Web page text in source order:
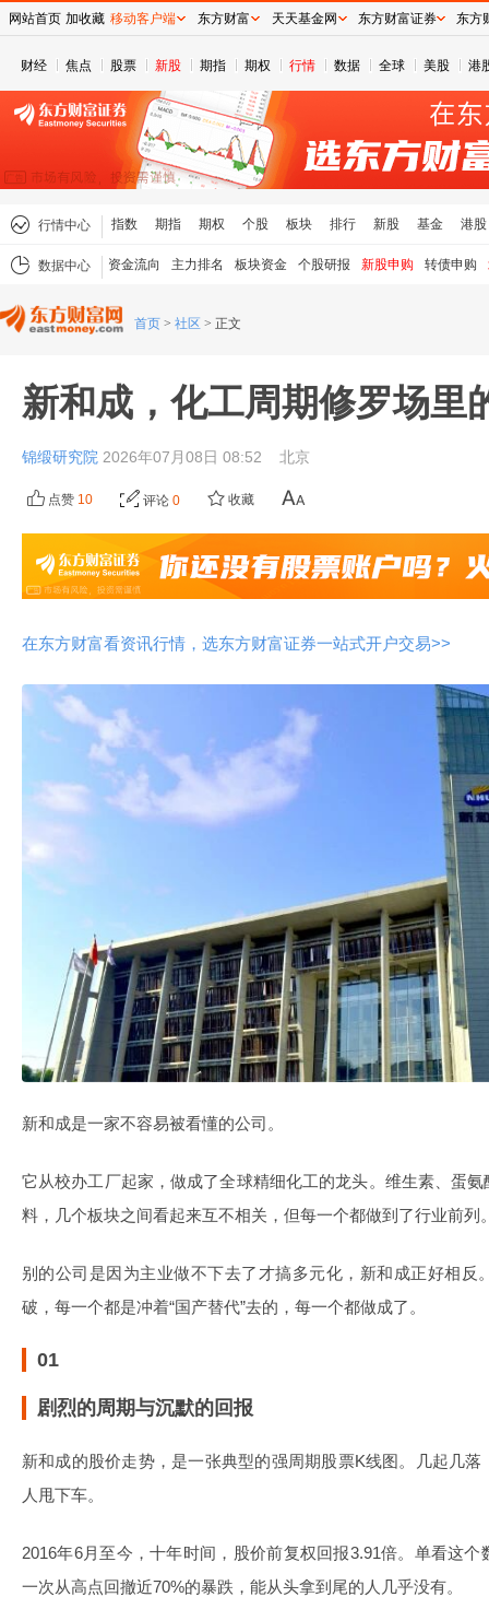
财经 焦点 股票 新股 期指 期权 行情 数据 全球 美股 港
行情中心 指数 期指 期权 个股 板块 排行 新股 基金 港股
数据中心 资金流向 主力排名 板块资金 个股研报 新股申购 转债申购
首页 > 社区 > 正文
新和成，化工周期修罗场里
锦缎研究院 2026年07月08日 08:52 北京
点赞 10 评论 0 收藏
在东方财富看资讯行情，选东方财富证券一站式开户交易>>
新和成是一家不容易被看懂的公司。
它从校办工厂起家，做成了全球精细化工的龙头。维生素、蛋
料，几个板块之间看起来互不相关，但每一个都做到了行业前列
别的公司是因为主业做不下去了才搞多元化，新和成正好相反
破，每一个都是冲着“国产替代”去的，每一个都做成了。
01
剧烈的周期与沉默的回报
新和成的股价走势，是一张典型的强周期股票K线图。几起几
人甩下车。
2016年6月至今，十年时间，股价前复权回报3.91倍。单看这
一次从高点回撤近70%的暴跌，能从头拿到尾的人几乎没有。
网站首页 加收藏 移动客户端 东方财富 天天基金网 东方财富证券 东方